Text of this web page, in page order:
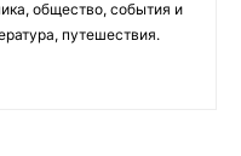
общество, события и
путешествия.